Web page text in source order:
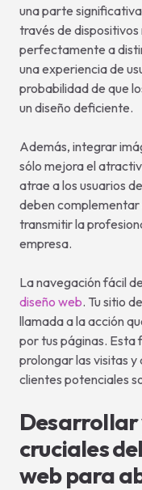
una parte
través de dispositivos
perfectamente a
una experiencia de
probabilidad de que
un diseño deficiente.
Además, integrar
sólo mejora el
atrae a los usuarios
deben
transmitir la
empresa.
La navegación fácil
diseño web. Tu sitio
llamada a la acción
por tus páginas. Esta
prolongar las visitas y
clientes potenciales
cruciales
web para